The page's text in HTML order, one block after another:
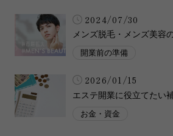
2024/07/30
メンズ脱毛・メンズ美容
開業前の準備
2026/01/15
エステ開業に役立てたい
お金・資金